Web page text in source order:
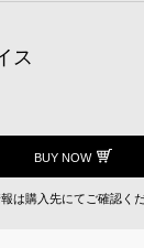
ス
BUY NOW
は購入先にてご確認くだ